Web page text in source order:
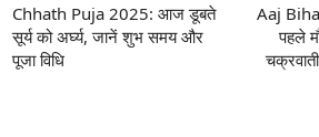
Chhath Puja 2025: आज डूबते
सूर्य को अर्घ्य, जानें शुभ समय और
पूजा विधि
Aaj
पहले